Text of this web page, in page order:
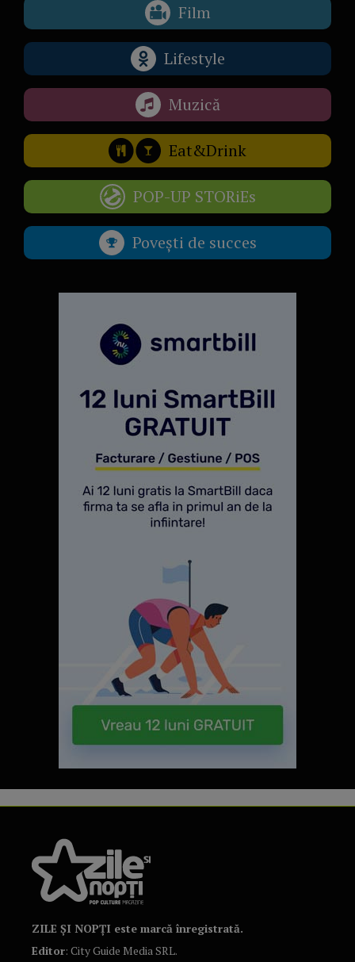
Film
Lifestyle
Muzică
Eat&Drink
POP-UP STORiEs
Povești de succes
ZILE ȘI NOPȚI este marcă înregistrată.
Editor: City Guide Media SRL.